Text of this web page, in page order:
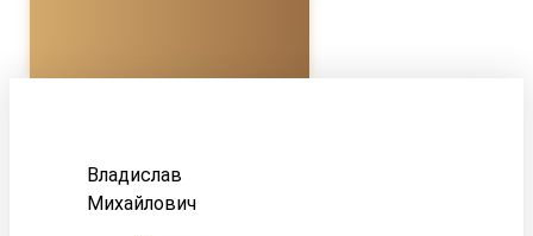
Владислав
Михайлович